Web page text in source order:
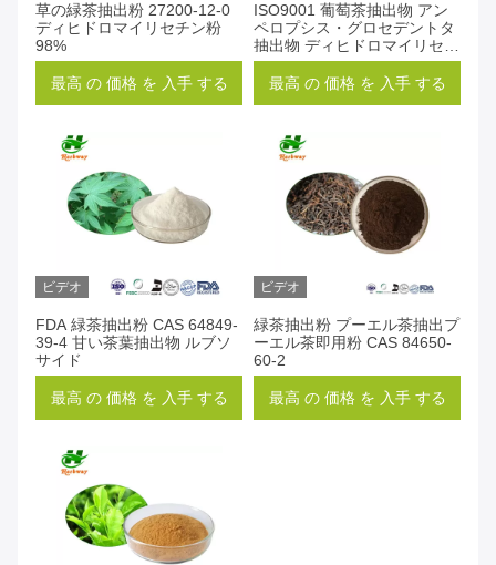
草の緑茶抽出粉 27200-12-0
ディヒドロマイリセチン粉
98%
最高 の 価格 を 入手 する
ISO9001 葡萄茶抽出物 アン
ペロプシス・グロセデントタ
抽出物 ディヒドロマイリセチ
ン CAS 27200-12-0
最高 の 価格 を 入手 する
ビデオ
FDA 緑茶抽出粉 CAS 64849-
39-4 甘い茶葉抽出物 ルブソ
サイド
最高 の 価格 を 入手 する
ビデオ
緑茶抽出粉 プーエル茶抽出プ
ーエル茶即用粉 CAS 84650-
60-2
最高 の 価格 を 入手 する